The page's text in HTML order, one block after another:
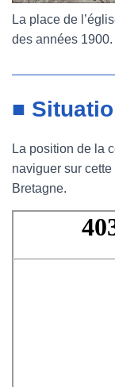
La place de
des années 1900.
■
La position de la
naviguer sur
Bretagne.